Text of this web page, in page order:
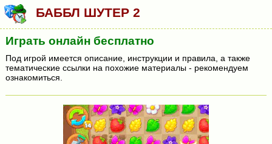
БАББЛ ШУТЕР 2
Играть онлайн бесплатно
Под игрой имеется описание, инструкции и правила, а также
тематические ссылки на похожие материалы - рекомендуем
ознакомиться.